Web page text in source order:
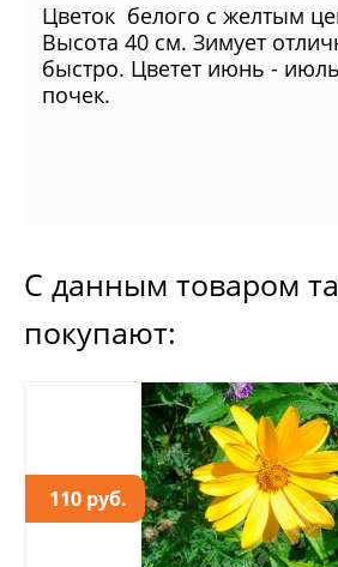
Цветок белого с желтым
Высота 40 см. Зимует
быстро. Цветет июнь -
почек.
С данным товаром
покупают:
110 руб.